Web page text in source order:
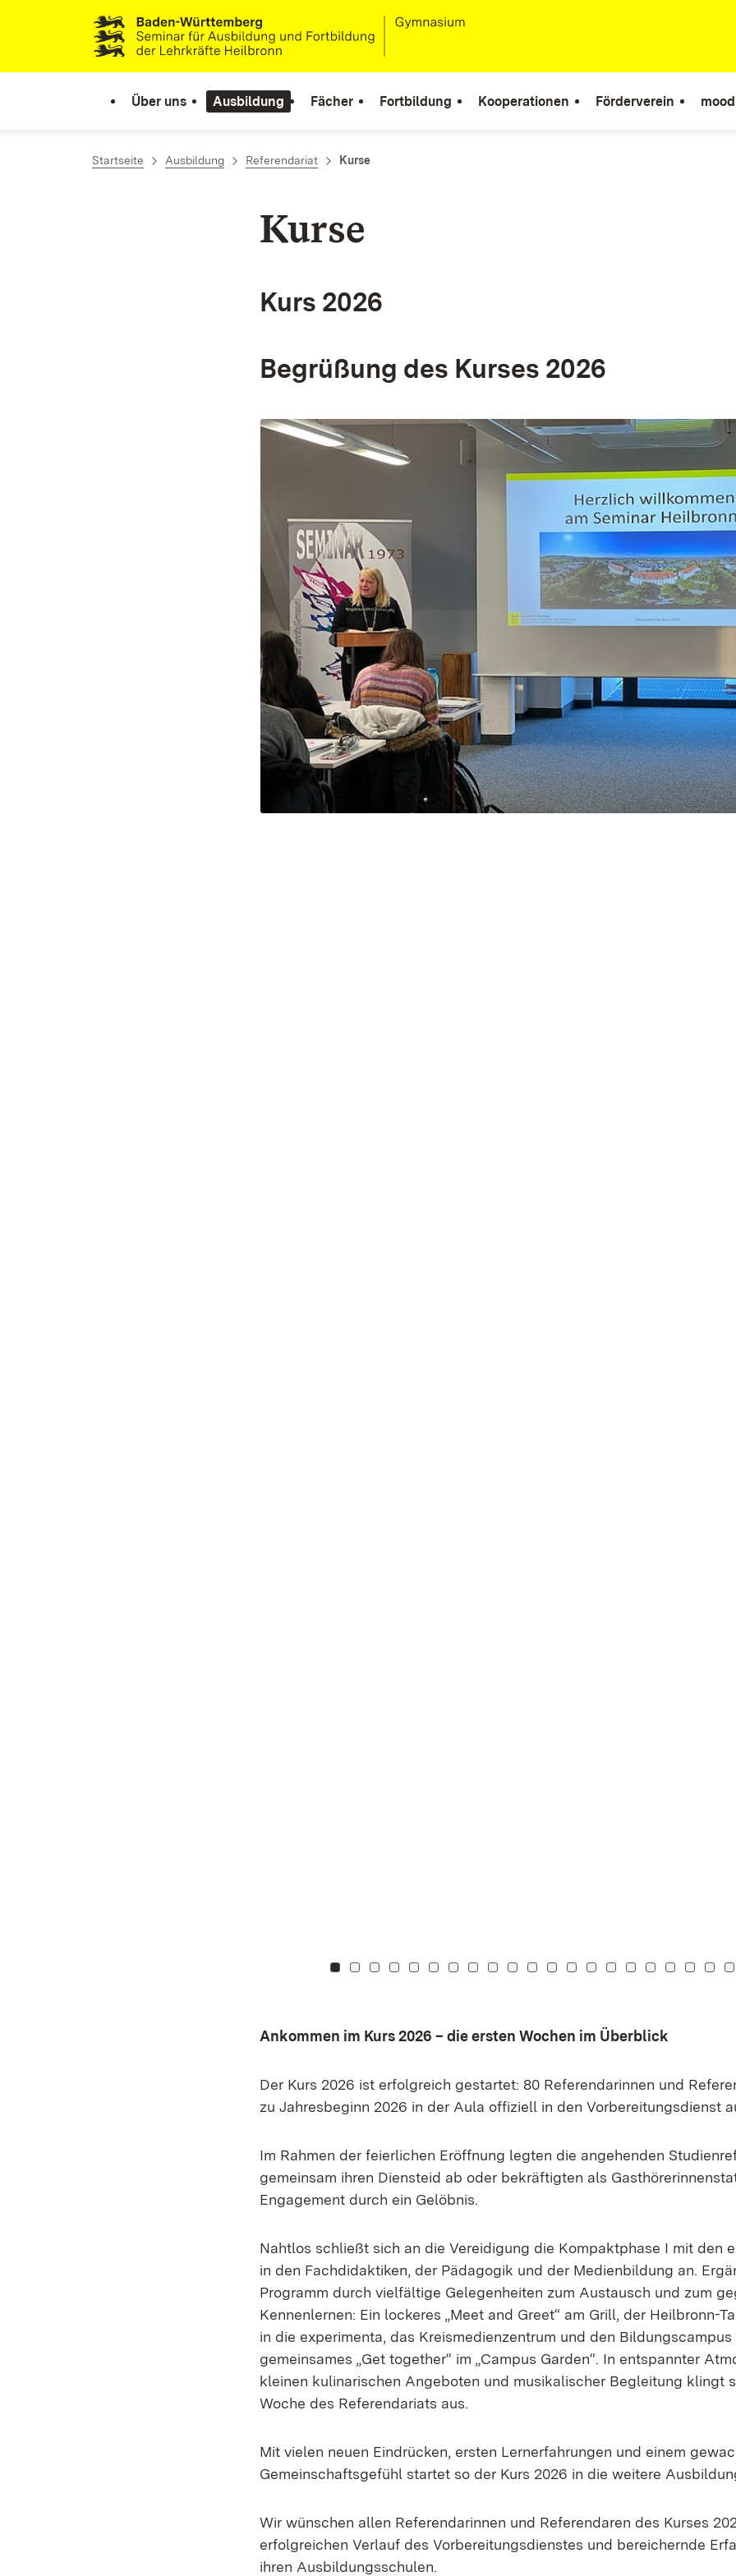
Zum Inhalt springen
Link zur Startseite
Über uns Ausbildung Fächer Fortbildung Kooperationen Förderverein
Startseite Ausbildung Referendariat Kurse
Kurse
Kurs 2026
Begrüßung des Kurses 2026
Zu Kachel: 0
Zu Kachel: 1
Zu Kachel: 2
Zu Kachel: 3
Zu Kachel: 4
Zu Kachel: 5
Zu Kachel: 6
Zu Kachel: 7
Zu Kachel: 8
Zu Kachel: 9
Zu Kachel: 10
Zu Kachel: 11
Zu Kachel: 12
Zu Kachel: 13
Zu Kachel: 14
Zu Kachel: 15
Zu Kachel:
ZuZuZu
Ankommen im Kurs 2026 – die ersten Wochen im Überblick
Der Kurs 2026 ist erfolgreich gestartet: 80 Referendarinnen und
zu Jahresbeginn 2026 in der Aula offiziell in den Vorbereitungsdienst
Im Rahmen der feierlichen Eröffnung legten die angehenden
gemeinsam ihren Diensteid ab oder bekräftigten als
Engagement durch ein Gelöbnis.
Nahtlos schließt sich an die Vereidigung die Kompaktphase I mit den
in den Fachdidaktiken, der Pädagogik und der Medienbildung an.
Programm durch vielfältige Gelegenheiten zum Austausch und zum
Kennenlernen: Ein lockeres „Meet and Greet“ am Grill, der Heilbronn-
in die experimenta, das Kreismedienzentrum und den Bildungscampus
gemeinsames „Get together“ im „Campus Garden“. In entspannter
kleinen kulinarischen Angeboten und musikalischer Begleitung klingt
Woche des Referendariats aus.
Mit vielen neuen Eindrücken, ersten Lernerfahrungen und einem
Gemeinschaftsgefühl startet so der Kurs 2026 in die weitere
Wir wünschen allen Referendarinnen und Referendaren des Kurses
erfolgreichen Verlauf des Vorbereitungsdienstes und bereichernde
ihren Ausbildungsschulen.